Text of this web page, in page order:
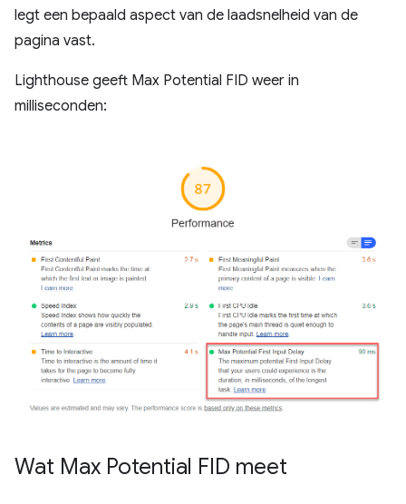
legt een bepaald aspect van de laadsnelheid van de
pagina vast.
Lighthouse geeft Max Potential FID weer in
milliseconden:
Wat Max Potential FID meet